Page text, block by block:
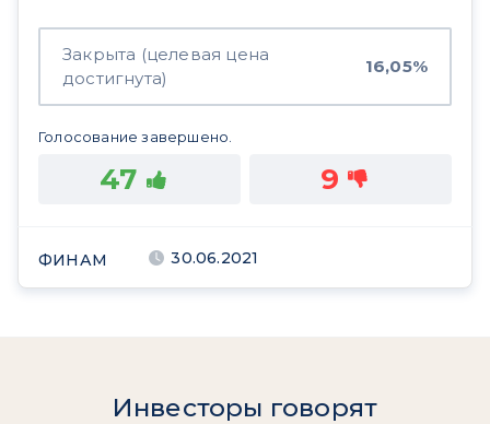
Закрыта (целевая цена
достигнута)
16,05%
Голосование завершено.
47 9
ФИНАМ 30.06.2021
Инвесторы говорят